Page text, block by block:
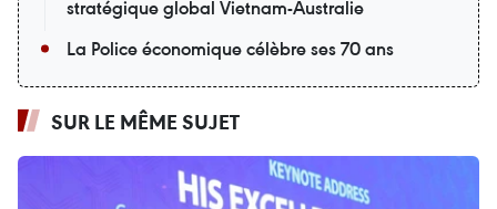
stratégique global Vietnam-Australie
La Police économique célèbre ses 70 ans
SUR LE MÊME SUJET